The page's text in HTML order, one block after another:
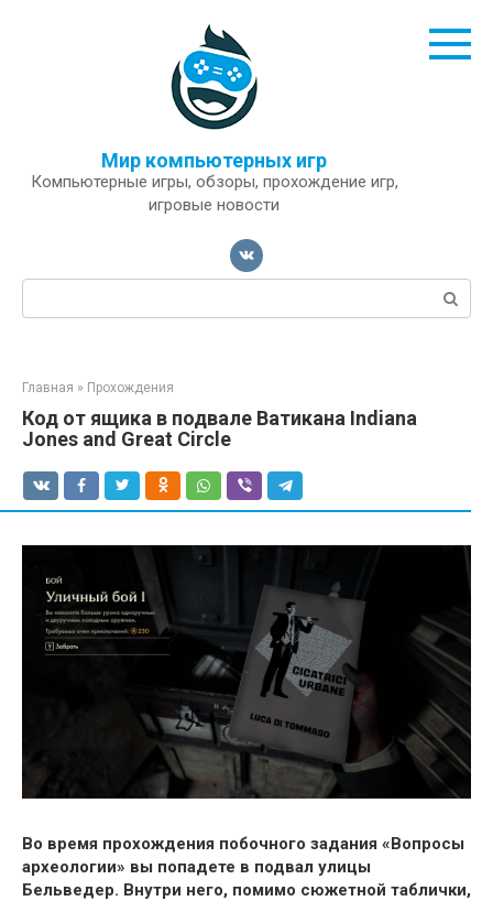
Мир компьютерных игр
Компьютерные игры, обзоры, прохождение игр,
игровые новости
Поиск:
Главная » Прохождения
Код от ящика в подвале Ватикана Indiana
Jones and Great Circle
Во время прохождения побочного задания «Вопросы
археологии» вы попадете в подвал улицы
Бельведер. Внутри него, помимо сюжетной таблички,